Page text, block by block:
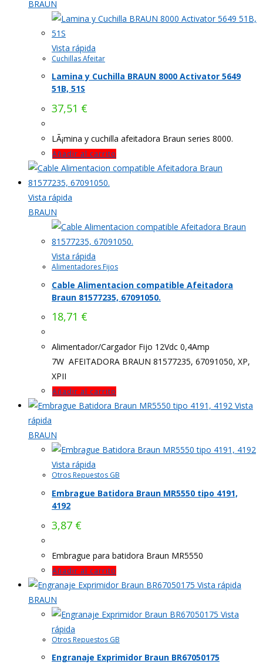
BRAUN
Vista rápida
Cuchillas Afeitar
Lamina y Cuchilla BRAUN 8000 Activator 5649
51B, 51S
37,51 €
LÃ¡mina y cuchilla afeitadora Braun series 8000.
Añadir al carrito
Vista rápida
BRAUN
Vista rápida
Alimentadores Fijos
Cable Alimentacion compatible Afeitadora
Braun 81577235, 67091050.
18,71 €
Alimentador/Cargador Fijo 12Vdc 0,4Amp
7W AFEITADORA BRAUN 81577235, 67091050, XP,
XPII
Añadir al carrito
Vista
rápida
BRAUN
Vista rápida
Otros Repuestos GB
Embrague Batidora Braun MR5550 tipo 4191,
4192
3,87 €
Embrague para batidora Braun MR5550
Añadir al carrito
Vista rápida
BRAUN
Vista
rápida
Otros Repuestos GB
Engranaje Exprimidor Braun BR67050175